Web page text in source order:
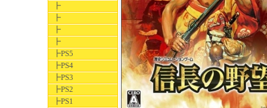
┣
┣
┣
┣
┣PS5
┣PS4
┣PS3
┣PS2
┣PS1